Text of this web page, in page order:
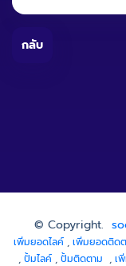
กลับ
© Copyright.
เพิ่มยอดไลค์, เพิ่มยอดติด
, ปั้มไลค์ , ปั้มติดตาม , เ